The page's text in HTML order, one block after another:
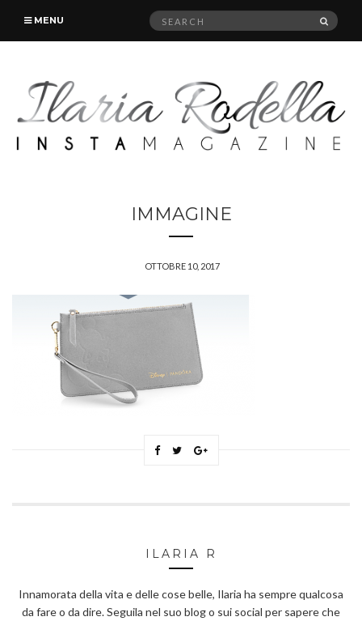
MENU
Search
IMMAGINE
OTTOBRE 10, 2017
ILARIA R
Innamorata della vita e delle cose belle, Ilaria ha sempre qualcosa
da fare o da dire. Seguila nel suo blog o sui social per sapere che